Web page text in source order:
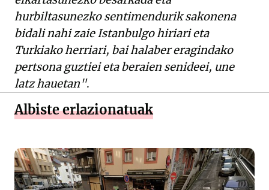
hurbiltasunezko sentimendurik sakonena
bidali nahi zaie Istanbulgo hiriari eta
Turkiako herriari, bai halaber eragindako
pertsona guztiei eta beraien senideei, une
latz hauetan".
Albiste erlazionatuak